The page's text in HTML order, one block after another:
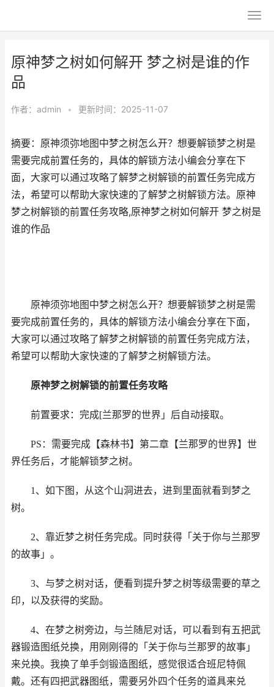
原神梦之树如何解开 梦之树是谁的作
品
作者： admin • 更新时间：2025-11-07
摘要：原神须弥地图中梦之树怎么开？想要解锁梦之树是
需要完成前置任务的，具体的解锁方法小编会分享在下
面，大家可以通过攻略了解梦之树解锁的前置任务完成方
法，希望可以帮助大家快速的了解梦之树解锁方法。原神
梦之树解锁的前置任务攻略,原神梦之树如何解开 梦之树是
谁的作品
原神须弥地图中梦之树怎么开？想要解锁梦之树是需
要完成前置任务的，具体的解锁方法小编会分享在下面，
大家可以通过攻略了解梦之树解锁的前置任务完成方法，
希望可以帮助大家快速的了解梦之树解锁方法。
原神梦之树解锁的前置任务攻略
前置要求：完成[兰那罗的世界」后自动接取。
PS：需要完成【森林书】第二章【兰那罗的世界】世
界任务后，才能解锁梦之树。
1、如下图，从这个山洞进去，进到里面就看到梦之
树。
2、靠近梦之树任务完成。同时获得「关于你与兰那罗
的故事」。
3、与梦之树对话，便看到提升梦之树等级需要的草之
印，以及获得的奖励。
4、在梦之树旁边，与兰随尼对话，可以看到有五把武
器锻造图纸兑换，用刚刚得的「关于你与兰那罗的故事」
来兑换。我换了单手剑锻造图纸，感觉很适合班尼特佩
戴。还有四把武器图纸，需要另外四个任务的道具来兑